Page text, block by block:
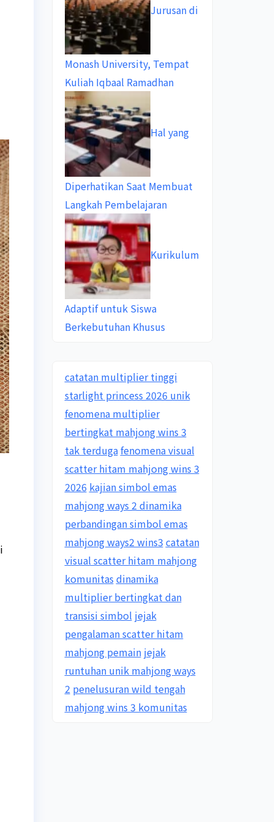
Jurusan di
Monash University, Tempat
Kuliah Iqbaal Ramadhan
Hal yang
Diperhatikan Saat Membuat
Langkah Pembelajaran
Kurikulum
Adaptif untuk Siswa
Berkebutuhan Khusus
catatan multiplier tinggi
starlight princess 2026 unik
fenomena multiplier
bertingkat mahjong wins 3
tak terdugafenomena visual
scatter hitam mahjong wins 3
2026 kajian simbol emas
mahjong ways 2 dinamika
perbandingan simbol emas
mahjong ways2 wins3 catatan
visual scatter hitam mahjong
komunitas dinamika
multiplier bertingkat dan
transisi simbol jejak
pengalaman scatter hitam
mahjong pemain jejak
runtuhan unik mahjong ways
2 penelusuran wild tengah
mahjong wins 3 komunitas